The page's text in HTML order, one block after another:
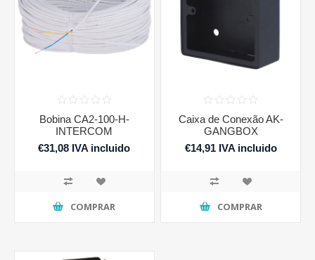
Bobina CA2-100-H-
INTERCOM
€31,08 IVA incluido
COMPRAR
Caixa de Conexão AK-
GANGBOX
€14,91 IVA incluido
COMPRAR